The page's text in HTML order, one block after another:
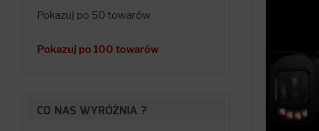
Pokazuj po 50 towarów
Pokazuj po 100 towarów
CO NAS WYRÓŻNIA ?